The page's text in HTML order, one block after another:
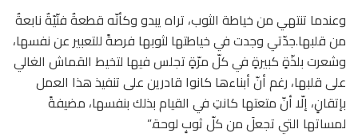
وعندما تنتهي من خياطة الثوب، تراه يبدو وكأنّه قطعةٌ فنّيّةٌ نابعةٌ
من قلبها.جدّتي وجدت في خياطتها لثوبها فرصةً للتعبير عن نفسها،
وشعرت بلذّةٍ كبيرةٍ في كلّ مرّةٍ تجلس فيها لتخيط القماش الغالي
على قلبها، رغم أنّ أبناءها كانوا قادرين على تنفيذ هذا العمل
بإتقانٍ، إلّا أنّ متعتها كانتِ في القيام بذلك بنفسها، مضيفةً
لمساتها التي تجعلَ من كلّ ثوبٍ لوحة.”